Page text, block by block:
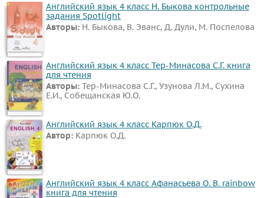
Английский язык 4 класс Н. Быкова контрольные
задания Spotlight
Авторы: Н. Быкова, В. Эванс, Д. Дули, М. Поспелова
Английский язык 4 класс Тер-Минасова С.Г. книга
для чтения
Авторы: Тер-Минасова С.Г., Узунова Л.М., Сухина
Е.И., Собещанская Ю.О.
Английский язык 4 класс Карпюк О.Д.
Автор: Карпюк О.Д.
Английский язык 4 класс Афанасьева О. В. rainbow
книга для чтения